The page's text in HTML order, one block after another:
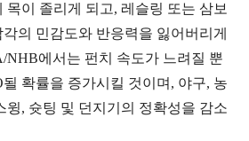
목이 졸리게 되고, 레슬링 또는 삼보
의 민감도와 반응력을 잃어버리게
NHB에서는 펀치 속도가 느려질 뿐
확률을 증가시킬 것이며, 야구, 농
윙, 슛팅 및 던지기의 정확성을 감소